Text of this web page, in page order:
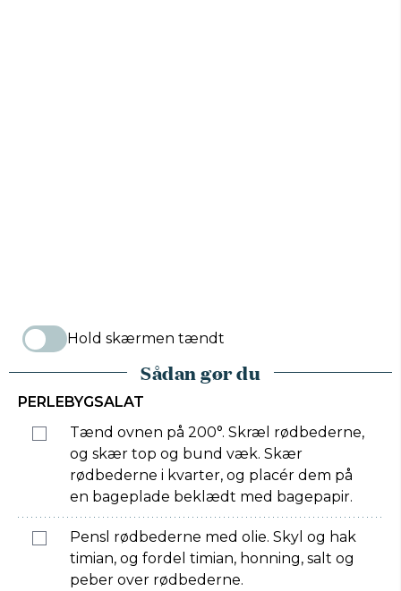
Hold skærmen tændt
Sådan gør du
PERLEBYGSALAT
Tænd ovnen på 200°. Skræl rødbederne,
og skær top og bund væk. Skær
rødbederne i kvarter, og placér dem på
en bageplade beklædt med bagepapir.
Pensl rødbederne med olie. Skyl og hak
timian, og fordel timian, honning, salt og
peber over rødbederne.